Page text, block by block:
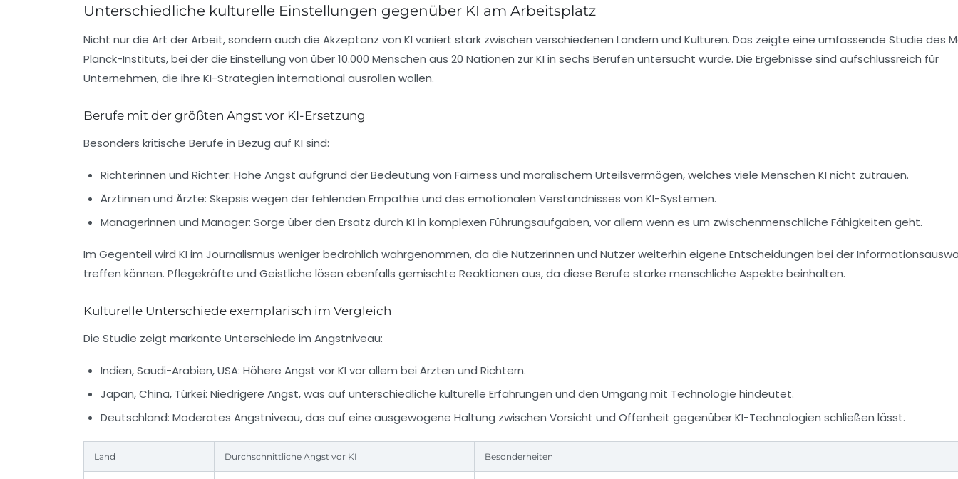
Unterschiedliche kulturelle Einstellungen gegenüber KI am Arbeitsplatz
Nicht nur die Art der Arbeit, sondern auch die Akzeptanz von KI variiert stark zwischen verschiedenen Ländern und Kulturen. Das zeigte eine umfassende Studie des
Planck-Instituts, bei der die Einstellung von über 10.000 Menschen aus 20 Nationen zur KI in sechs Berufen untersucht wurde. Die Ergebnisse sind aufschlussreich für
Unternehmen, die ihre KI-Strategien international ausrollen wollen.
Berufe mit der größten Angst vor KI-Ersetzung
Besonders kritische Berufe in Bezug auf KI sind:
Richterinnen und Richter: Hohe Angst aufgrund der Bedeutung von Fairness und moralischem Urteilsvermögen, welches viele Menschen KI nicht zutrauen.
Ärztinnen und Ärzte: Skepsis wegen der fehlenden Empathie und des emotionalen Verständnisses von KI-Systemen.
Managerinnen und Manager: Sorge über den Ersatz durch KI in komplexen Führungsaufgaben, vor allem wenn es um zwischenmenschliche Fähigkeiten geht.
Im Gegenteil wird KI im Journalismus weniger bedrohlich wahrgenommen, da die Nutzerinnen und Nutzer weiterhin eigene Entscheidungen bei der
treffen können. Pflegekräfte und Geistliche lösen ebenfalls gemischte Reaktionen aus, da diese Berufe starke menschliche Aspekte beinhalten.
Kulturelle Unterschiede exemplarisch im Vergleich
Die Studie zeigt markante Unterschiede im Angstniveau:
Indien, Saudi-Arabien, USA: Höhere Angst vor KI vor allem bei Ärzten und Richtern.
Japan, China, Türkei: Niedrigere Angst, was auf unterschiedliche kulturelle Erfahrungen und den Umgang mit Technologie hindeutet.
Deutschland: Moderates Angstniveau, das auf eine ausgewogene Haltung zwischen Vorsicht und Offenheit gegenüber KI-Technologien schließen lässt.
Land Durchschnittliche Angst vor KI Besonderheiten